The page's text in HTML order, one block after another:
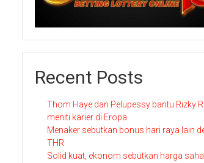
Recent Posts
Thom Haye dan Pelupessy bantu Rizky
meniti karier di Eropa
Menaker sebutkan bonus hari raya lain
THR
Solid kuat, ekonom sebutkan harga